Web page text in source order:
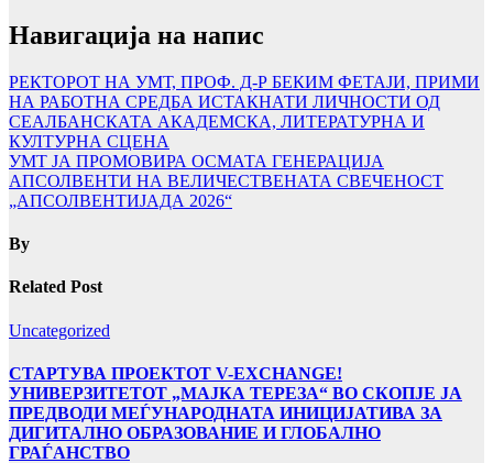
Навигација на напис
РЕКТОРОТ НА УMТ, ПРОФ. Д-Р БЕКИМ ФЕТАЈИ, ПРИМИ
НА РАБОТНА СРЕДБА ИСТАКНАТИ ЛИЧНОСТИ ОД
СЕАЛБАНСКАТА АКАДЕМСКА, ЛИТЕРАТУРНА И
КУЛТУРНА СЦЕНА
УМТ ЈА ПРОМОВИРА ОСМАТА ГЕНЕРАЦИЈА
АПСОЛВЕНТИ НА ВЕЛИЧЕСТВЕНАТА СВЕЧЕНОСТ
„АПСОЛВЕНТИЈАДА 2026“
By
Related Post
Uncategorized
СТАРТУВА ПРОЕКТОТ V-EXCHANGE!
УНИВЕРЗИТЕТОТ „МАЈКА ТЕРЕЗА“ ВО СКОПЈЕ ЈА
ПРЕДВОДИ МЕЃУНАРОДНАТА ИНИЦИЈАТИВА ЗА
ДИГИТАЛНО ОБРАЗОВАНИЕ И ГЛОБАЛНО
ГРАЃАНСТВО